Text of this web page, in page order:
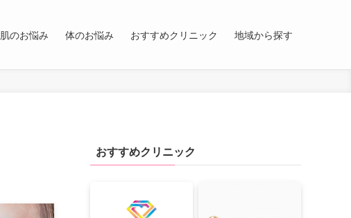
肌のお悩み 体のお悩み おすすめクリニック 地域から探す
おすすめクリニック